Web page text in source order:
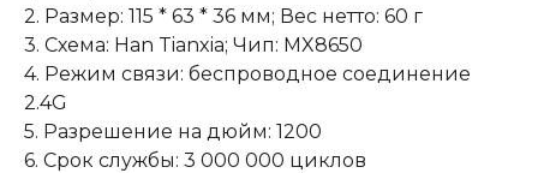
2. Размер: 115 * 63 * 36 мм; Вес нетто: 60 г
3. Схема: Han Tianxia; Чип: MX8650
4. Режим связи: беспроводное соединение
2.4G
5. Разрешение на дюйм: 1200
6. Срок службы: 3 000 000 циклов